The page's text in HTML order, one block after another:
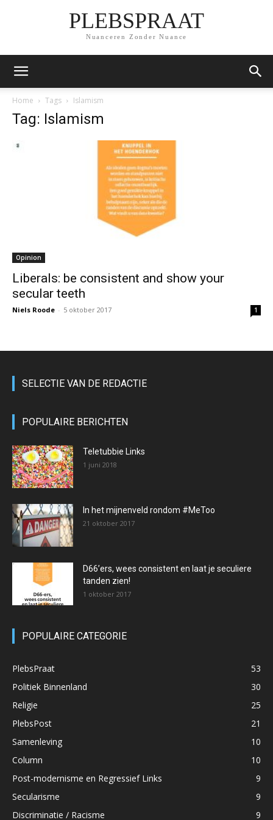
PLEBSPRAAT
Nuanceren Zonder Nuance
Home Tags Islamism
Tag: Islamism
Opinion
Liberals: be consistent and show your
secular teeth
Niels Roode - 5 oktober 2017 1
SELECTIE VAN DE REDACTIE
POPULAIRE BERICHTEN
Teletubbie Links
1 juni 2018
In het mijnenveld rondom #MeToo
21 oktober 2017
D66’ers, wees consistent en laat je seculiere
tanden zien!
1 oktober 2017
POPULAIRE CATEGORIE
PlebsPraat
53
Politiek Binnenland
30
Religie
25
PlebsPost
21
Samenleving
10
Column
10
Post-modernisme en Regressief Links
9
Secularisme
9
Discriminatie / Racisme
9